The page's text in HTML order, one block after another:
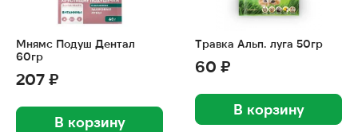
Мнямс Подуш Дентал
60гр
207 ₽
В корзину
Травка Альп. луга 50гр
60 ₽
В корзину